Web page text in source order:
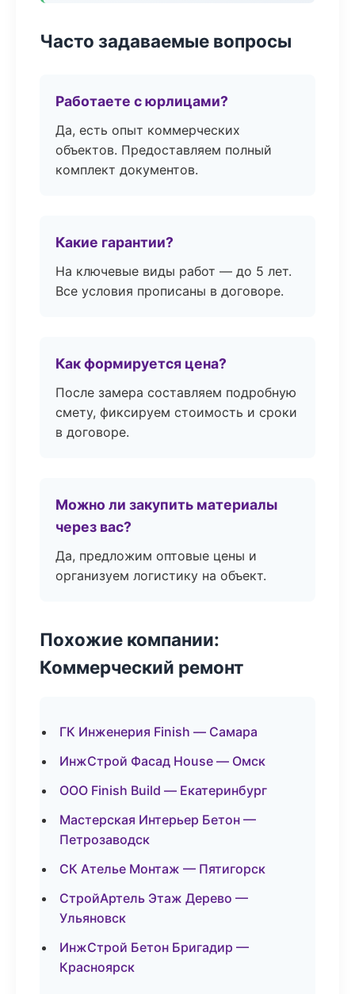
Часто задаваемые вопросы
Работаете с юрлицами?
Да, есть опыт коммерческих
объектов. Предоставляем полный
комплект документов.
Какие гарантии?
На ключевые виды работ — до 5 лет.
Все условия прописаны в договоре.
Как формируется цена?
После замера составляем подробную
смету, фиксируем стоимость и сроки
в договоре.
Можно ли закупить материалы
через вас?
Да, предложим оптовые цены и
организуем логистику на объект.
Похожие компании:
Коммерческий ремонт
ГК Инженерия Finish — Самара
ИнжСтрой Фасад House — Омск
ООО Finish Build — Екатеринбург
Мастерская Интерьер Бетон —
Петрозаводск
СК Ателье Монтаж — Пятигорск
СтройАртель Этаж Дерево —
Ульяновск
ИнжСтрой Бетон Бригадир —
Красноярск